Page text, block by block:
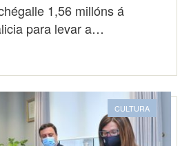
1,56 millóns á
para levar a…
CULTURA